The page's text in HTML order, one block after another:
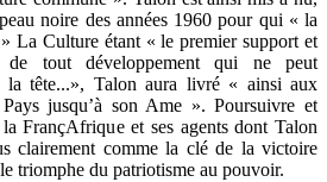
noire des années 1960 pour qui « la
La Culture étant « le premier support et
de tout développement qui ne peut
la tête...», Talon aura livré « ainsi aux
jusqu’à son Ame ». Poursuivre et
FrançAfrique et ses agents dont Talon
clairement comme la clé de la victoire
triomphe du patriotisme au pouvoir.